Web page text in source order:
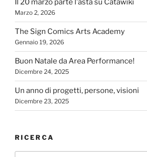
Il 20 marzo parte l’asta su Catawiki
Marzo 2, 2026
The Sign Comics Arts Academy
Gennaio 19, 2026
Buon Natale da Area Performance!
Dicembre 24, 2025
Un anno di progetti, persone, visioni
Dicembre 23, 2025
RICERCA